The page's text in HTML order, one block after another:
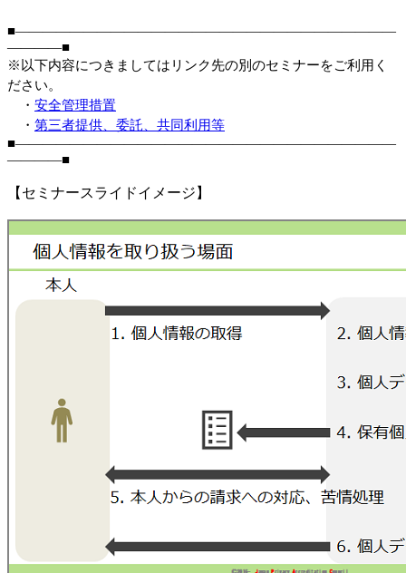
■――――――――――――――――――――――――――――
――――■
※以下内容につきましてはリンク先の別のセミナーをご利用く
ださい。
・ 安全管理措置
・ 第三者提供、委託、共同利用等
■――――――――――――――――――――――――――――
――――■
【セミナースライドイメージ】